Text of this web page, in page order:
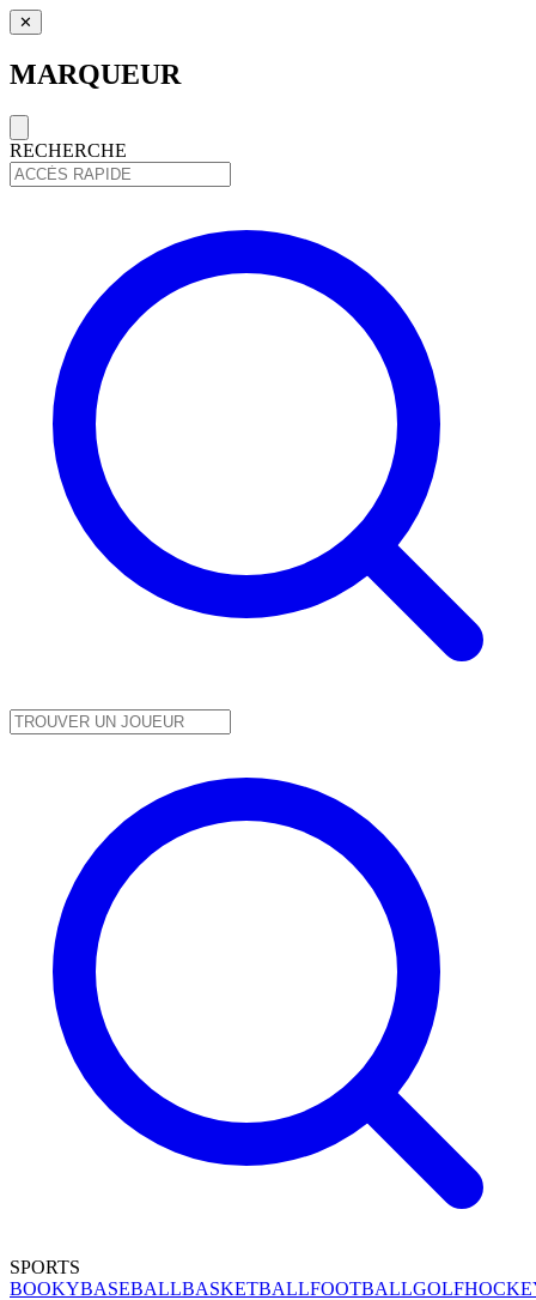
✕
MARQUEUR
RECHERCHE
SPORTS
BOOKYBASEBALLBASKETBALLFOOTBALLGOLF